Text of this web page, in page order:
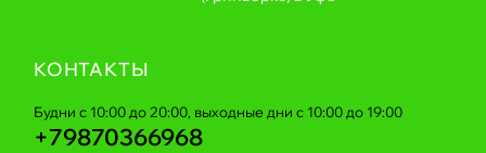
КОНТАКТЫ
Будни с 10:00 до 20:00, выходные дни с 10:00 до 19:00
+79870366968